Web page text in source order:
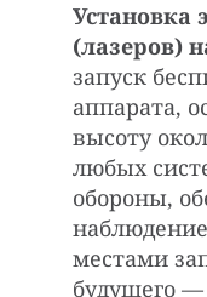
Установка
(лазеров)
запуск
аппарата,
высоту
любых
обороны,
местами
будущего